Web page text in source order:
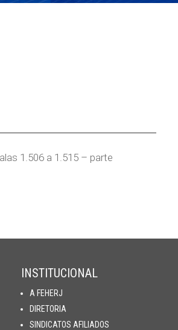
1.506 a 1.515 – parte
INSTITUCIONAL
A FEHERJ
DIRETORIA
SINDICATOS AFILIADOS